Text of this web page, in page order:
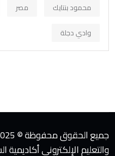
محمود بنتايك
مصر
وادي دجلة
والتعليم الإلكتروني أكاديمية